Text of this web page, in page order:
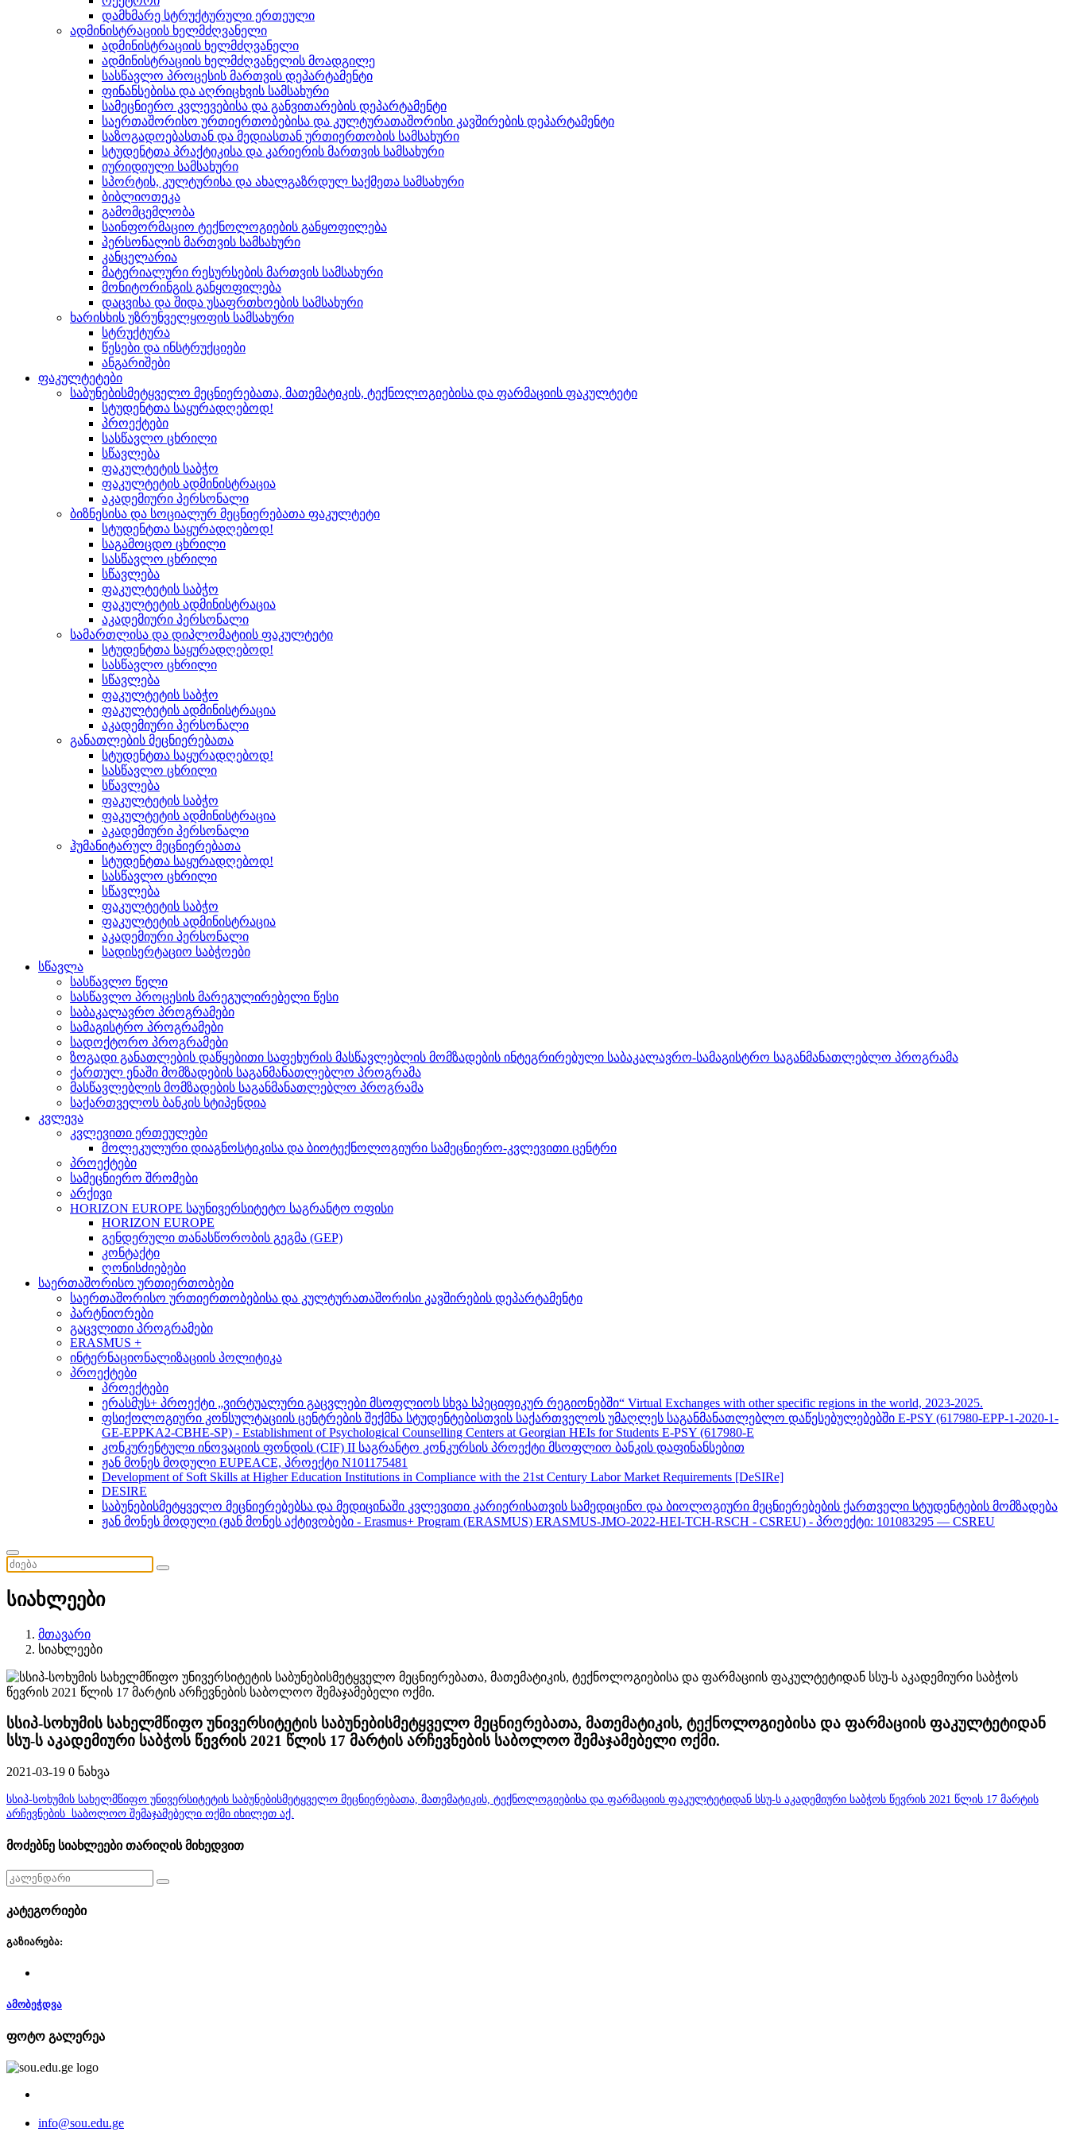
დამხმარე სტრუქტურული ერთეული
ადმინისტრაციის ხელმძღვანელი
ადმინისტრაციის ხელმძღვანელი
ადმინისტრაციის ხელმძღვანელის მოადგილე
სასწავლო პროცესის მართვის დეპარტამენტი
ფინანსებისა და აღრიცხვის სამსახური
სამეცნიერო კვლევებისა და განვითარების დეპარტამენტი
საერთაშორისო ურთიერთობებისა და კულტურათაშორისი კავშირების დეპარტამენტი
საზოგადოებასთან და მედიასთან ურთიერთობის სამსახური
სტუდენტთა პრაქტიკისა და კარიერის მართვის სამსახური
იურიდიული სამსახური
სპორტის, კულტურისა და ახალგაზრდულ საქმეთა სამსახური
ბიბლიოთეკა
გამომცემლობა
საინფორმაციო ტექნოლოგიების განყოფილება
პერსონალის მართვის სამსახური
კანცელარია
მატერიალური რესურსების მართვის სამსახური
მონიტორინგის განყოფილება
დაცვისა და შიდა უსაფრთხოების სამსახური
ხარისხის უზრუნველყოფის სამსახური
სტრუქტურა
წესები და ინსტრუქციები
ანგარიშები
ფაკულტეტები
საბუნებისმეტყველო მეცნიერებათა, მათემატიკის, ტექნოლოგიებისა და ფარმაციის ფაკულტეტი
სტუდენტთა საყურადღებოდ!
პროექტები
სასწავლო ცხრილი
სწავლება
ფაკულტეტის საბჭო
ფაკულტეტის ადმინისტრაცია
აკადემიური პერსონალი
ბიზნესისა და სოციალურ მეცნიერებათა ფაკულტეტი
სტუდენტთა საყურადღებოდ!
საგამოცდო ცხრილი
სასწავლო ცხრილი
სწავლება
ფაკულტეტის საბჭო
ფაკულტეტის ადმინისტრაცია
აკადემიური პერსონალი
სამართლისა და დიპლომატიის ფაკულტეტი
სტუდენტთა საყურადღებოდ!
სასწავლო ცხრილი
სწავლება
ფაკულტეტის საბჭო
ფაკულტეტის ადმინისტრაცია
აკადემიური პერსონალი
განათლების მეცნიერებათა
სტუდენტთა საყურადღებოდ!
სასწავლო ცხრილი
სწავლება
ფაკულტეტის საბჭო
ფაკულტეტის ადმინისტრაცია
აკადემიური პერსონალი
ჰუმანიტარულ მეცნიერებათა
სტუდენტთა საყურადღებოდ!
სასწავლო ცხრილი
სწავლება
ფაკულტეტის საბჭო
ფაკულტეტის ადმინისტრაცია
აკადემიური პერსონალი
სადისერტაციო საბჭოები
სწავლა
სასწავლო წელი
სასწავლო პროცესის მარეგულირებელი წესი
საბაკალავრო პროგრამები
სამაგისტრო პროგრამები
სადოქტორო პროგრამები
ზოგადი განათლების დაწყებითი საფეხურის მასწავლებლის მომზადების ინტეგრირებული საბაკალავრო-სამაგისტრო საგანმანათლებლო პროგრამა
ქართულ ენაში მომზადების საგანმანათლებლო პროგრამა
მასწავლებლის მომზადების საგანმანათლებლო პროგრამა
საქართველოს ბანკის სტიპენდია
კვლევა
კვლევითი ერთეულები
მოლეკულური დიაგნოსტიკისა და ბიოტექნოლოგიური სამეცნიერო-კვლევითი ცენტრი
პროექტები
სამეცნიერო შრომები
არქივი
HORIZON EUROPE საუნივერსიტეტო საგრანტო ოფისი
HORIZON EUROPE
გენდერული თანასწორობის გეგმა (GEP)
კონტაქტი
ღონისძიებები
საერთაშორისო ურთიერთობები
საერთაშორისო ურთიერთობებისა და კულტურათაშორისი კავშირების დეპარტამენტი
პარტნიორები
გაცვლითი პროგრამები
ERASMUS +
ინტერნაციონალიზაციის პოლიტიკა
პროექტები
პროექტები
ერასმუს+ პროექტი „ვირტუალური გაცვლები მსოფლიოს სხვა სპეციფიკურ რეგიონებში“ Virtual Exchanges with other specific regions in the world, 2023-2025.
ფსიქოლოგიური კონსულტაციის ცენტრების შექმნა სტუდენტებისთვის საქართველოს უმაღლეს საგანმანათლებლო დაწესებულებებში E-PSY (617980-EPP-1-2020-1-
GE-EPPKA2-CBHE-SP) - Establishment of Psychological Counselling Centers at Georgian HEIs for Students E-PSY (617980-E
კონკურენტული ინოვაციის ფონდის (CIF) II საგრანტო კონკურსის პროექტი მსოფლიო ბანკის დაფინანსებით
ჟან მონეს მოდული EUPEACE, პროექტი N101175481
Development of Soft Skills at Higher Education Institutions in Compliance with the 21st Century Labor Market Requirements [DeSIRe]
DESIRE
საბუნებისმეტყველო მეცნიერებებსა და მედიცინაში კვლევითი კარიერისათვის სამედიცინო და ბიოლოგიური მეცნიერებების ქართველი სტუდენტების მომზადება
ჟან მონეს მოდული (ჟან მონეს აქტივობები - Erasmus+ Program (ERASMUS) ERASMUS-JMO-2022-HEI-TCH-RSCH - CSREU) - პროექტი: 101083295 — CSREU
სიახლეები
მთავარი
სიახლეები
სსიპ-სოხუმის სახელმწიფო უნივერსიტეტის საბუნებისმეტყველო მეცნიერებათა, მათემატიკის, ტექნოლოგიებისა და ფარმაციის ფაკულტეტიდან
სსუ-ს აკადემიური საბჭოს წევრის 2021 წლის 17 მარტის არჩევნების საბოლოო შემაჯამებელი ოქმი.
2021-03-19 0 ნახვა
სსიპ-სოხუმის სახელმწიფო უნივერსიტეტის საბუნებისმეტყველო მეცნიერებათა, მათემატიკის, ტექნოლოგიებისა და ფარმაციის ფაკულტეტიდან სსუ-ს აკადემიური საბჭოს წევრის 2021 წლის 17 მარტის
არჩევნების საბოლოო შემაჯამებელი ოქმი იხილეთ აქ.
მოძებნე სიახლეები თარიღის მიხედვით
კატეგორიები
გაზიარება:
ამობეჭდვა
ფოტო გალერეა
info@sou.edu.ge